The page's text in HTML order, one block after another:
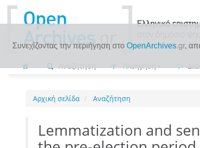
Συνεχίζοντας την περιήγηση στο OpenArchives.gr,
Αναζήτηση Πλοήγηση
Αρχική σελίδα Αναζήτηση
Lemmatization and